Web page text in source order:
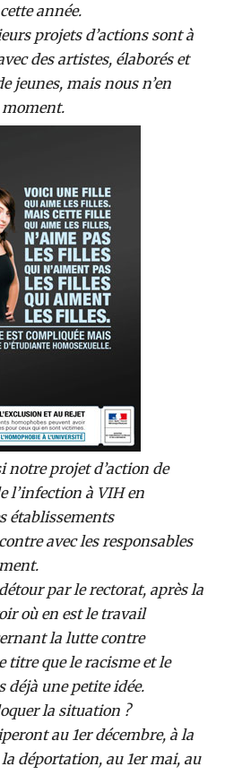
année.
projets d’actions sont à
des artistes, élaborés et
jeunes, mais nous n’en
notre projet d’action de
l’infection à VIH en
établissements
avec les responsables
par le rectorat, après la
où en est le travail
la lutte contre
titre que le racisme et le
déjà une petite idée.
la situation ?
au 1er décembre, à la
déportation, au 1er mai, au